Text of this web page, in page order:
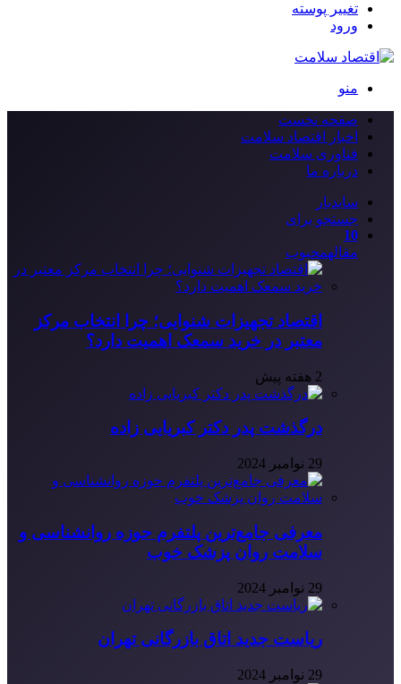
تغییر پوسته
ورود
منو
صفحه نخست
اخبار اقتصاد سلامت
فناوری سلامت
درباره ما
سایدبار
جستجو برای
10
مقالهمحبوب
اقتصاد تجهیزات شنوایی؛ چرا انتخاب مرکز
معتبر در خرید سمعک اهمیت دارد؟
2 هفته پیش
درگذشت پدر دکتر کبریایی زاده
29 نوامبر 2024
معرفی جامع‌ترین پلتفرم حوزه روانشناسی و
سلامت روان پزشک خوب
29 نوامبر 2024
ریاست جدید اتاق بازرگانی تهران
29 نوامبر 2024